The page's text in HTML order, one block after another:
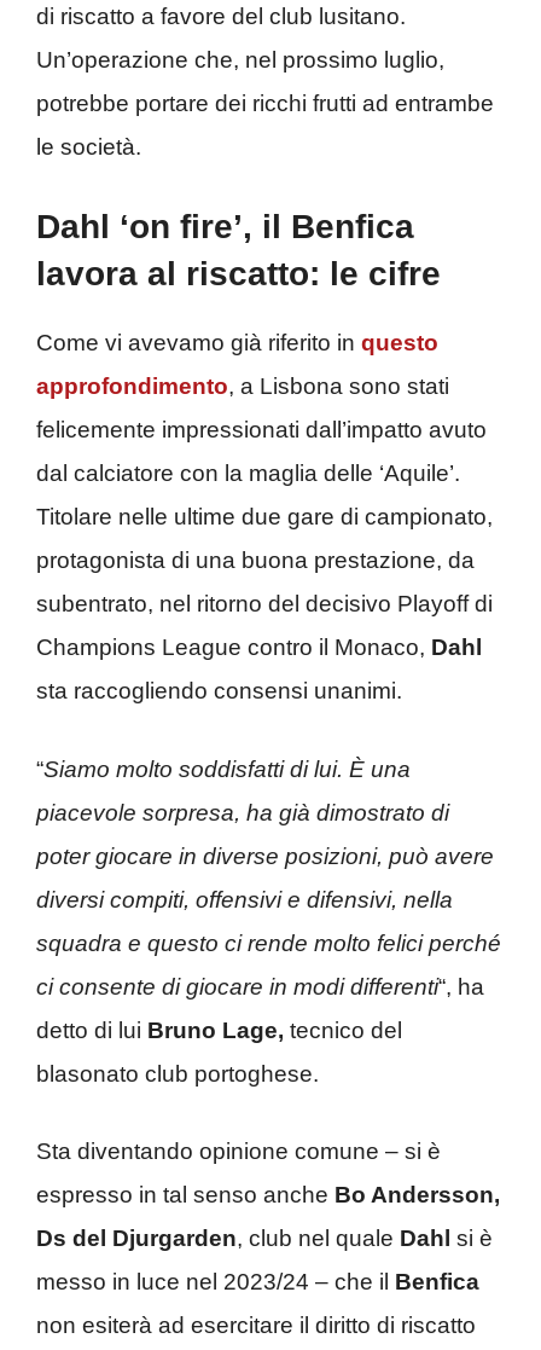
di riscatto a favore del club lusitano.
Un’operazione che, nel prossimo luglio,
potrebbe portare dei ricchi frutti ad entrambe
le società.
Dahl ‘on fire’, il Benfica
lavora al riscatto: le cifre
Come vi avevamo già riferito in questo
approfondimento, a Lisbona sono stati
felicemente impressionati dall’impatto avuto
dal calciatore con la maglia delle ‘Aquile’.
Titolare nelle ultime due gare di campionato,
protagonista di una buona prestazione, da
subentrato, nel ritorno del decisivo Playoff di
Champions League contro il Monaco, Dahl
sta raccogliendo consensi unanimi.
“Siamo molto soddisfatti di lui. È una
piacevole sorpresa, ha già dimostrato di
poter giocare in diverse posizioni, può avere
diversi compiti, offensivi e difensivi, nella
squadra e questo ci rende molto felici perché
ci consente di giocare in modi differenti“, ha
detto di lui Bruno Lage, tecnico del
blasonato club portoghese.
Sta diventando opinione comune – si è
espresso in tal senso anche Bo Andersson,
Ds del Djurgarden, club nel quale Dahl si è
messo in luce nel 2023/24 – che il Benfica
non esiterà ad esercitare il diritto di riscatto